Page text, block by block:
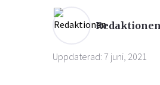
Övervikt
Redaktionen
Uppdaterad: 7 juni, 2021